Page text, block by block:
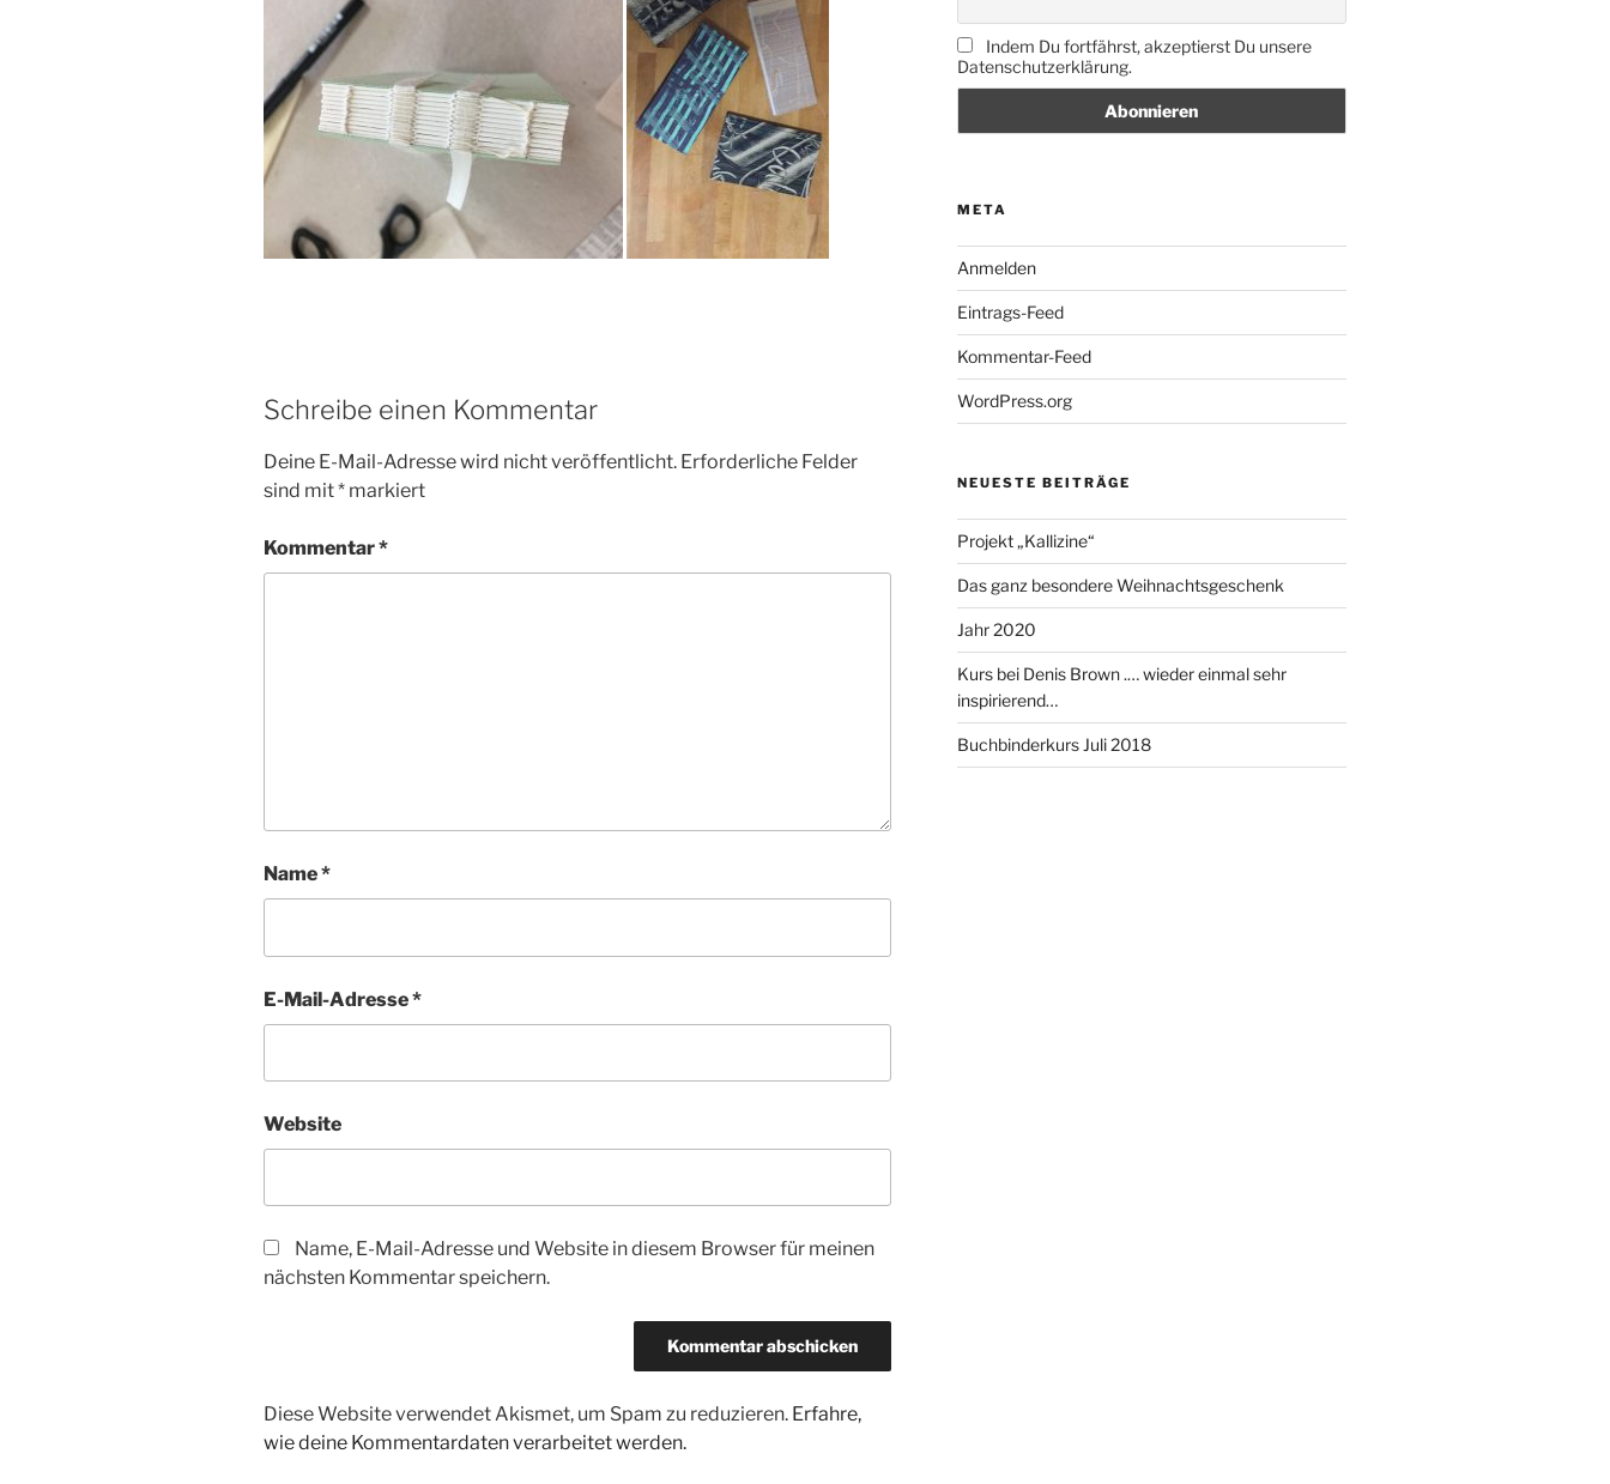
Schreibe einen Kommentar
Deine E-Mail-Adresse wird nicht veröffentlicht. Erforderliche Felder
sind mit* markiert
Kommentar*
Name*
E-Mail-Adresse*
Website
Name, E-Mail-Adresse und Website in diesem Browser für meinen
nächsten Kommentar speichern.
Diese Website verwendet Akismet, um Spam zu reduzieren. Erfahre,
wie deine Kommentardaten verarbeitet werden.
Indem Du fortfährst, akzeptierst Du unsere
Datenschutzerklärung.
META
Anmelden
Eintrags-Feed
Kommentar-Feed
WordPress.org
NEUESTE BEITRÄGE
Projekt „Kallizine“
Das ganz besondere Weihnachtsgeschenk
Jahr 2020
Kurs bei Denis Brown .… wieder einmal sehr
inspirierend…
Buchbinderkurs Juli 2018